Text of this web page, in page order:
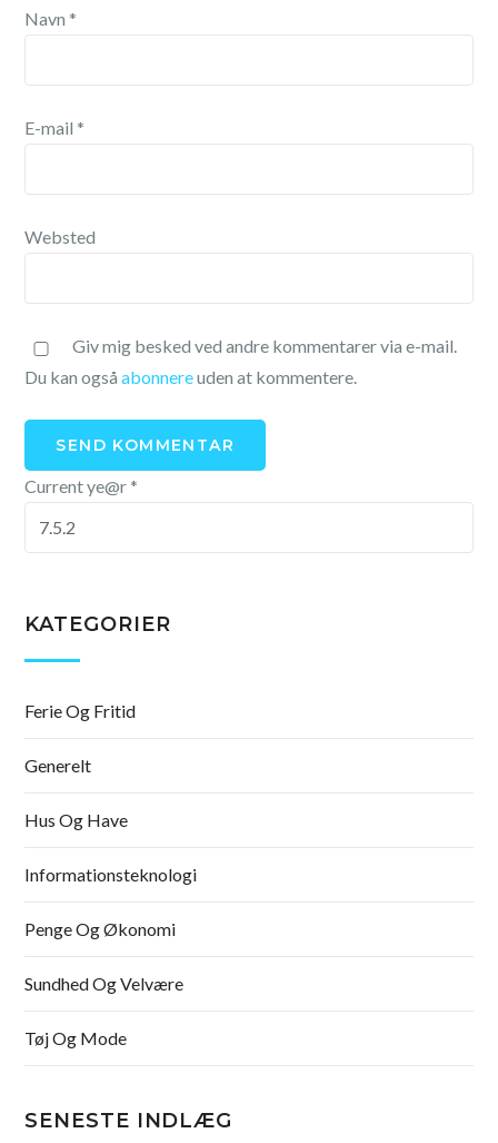
Navn*
E-mail*
Websted
Giv mig besked ved andre kommentarer via e-mail.
Du kan ogsåabonnereuden at kommentere.
Current ye@r*
KATEGORIER
Ferie Og Fritid
Generelt
Hus Og Have
Informationsteknologi
Penge Og Økonomi
Sundhed Og Velvære
Tøj Og Mode
SENESTE INDLÆG